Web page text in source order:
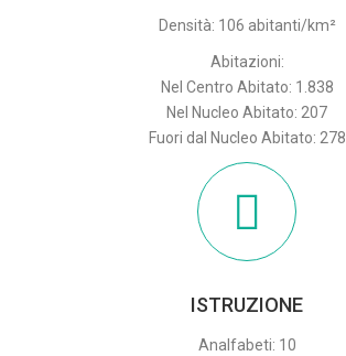
Densità: 106 abitanti/km²
Abitazioni:
Nel Centro Abitato: 1.838
Nel Nucleo Abitato: 207
Fuori dal Nucleo Abitato: 278
ISTRUZIONE
Analfabeti: 10